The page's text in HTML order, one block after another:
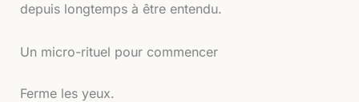
depuis longtemps à être entendu.
Un micro-rituel pour commencer
Ferme les yeux.